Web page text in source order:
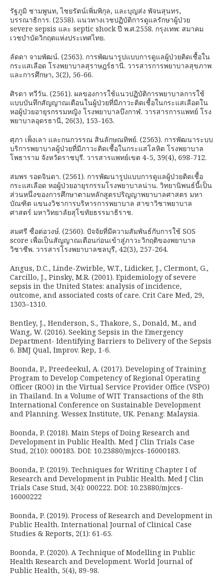
รัฐภูมิ ชามพูนท, ไชยรัตน์เพิ่มพิกุล, และบุญส่ง พัจนสุนทร,
บรรณาธิการ. (2558). แนวทางเวชปฏิบัติการดูแลรักษาผู้ป่วย
severe sepsis และ septic shock ปี พ.ศ.2558. กรุงเทพ: สมาคม
เวชบำบัดวิกฤตแห่งประเทศไทย.
ลัดดา จามพัฒน์. (2563). การพัฒนารูปแบบการดูแลผู้ป่วยติดเชื้อใน
กระแสเลือด โรงพยาบาลสุราษฎร์ธานี. วารสารการพยาบาลสุขภาพ
และการศึกษา, 3(2), 56-66.
ศิรดา ทวีวัน. (2561). ผลของการใช้แนวปฏิบัติการพยาบาลการใช้
แบบบันทึกสัญญาณเตือนในผู้ป่วยที่มีภาวะติดเชื้อในกระแสเลือดใน
หอผู้ป่วยอายุรกรรมหญิง โรงพยาบาลบึงกาฬ. วารสารการแพทย์ โรง
พยาบาลอุดรธานี, 26(3), 153-163.
ศุภา เพ็งเลา และกนกวรรณ สินลักษณทิพย์. (2563). การพัฒนาระบบ
บริการพยาบาลผู้ป่วยที่มีภาวะติดเชื้อในกระแสโลหิต โรงพยาบาล
โพธาราม จังหวัดราชบุรี. วารสารแพทย์เขต 4-5, 39(4), 698-712.
สมพร รอดจินดา. (2561). การพัฒนารูปแบบการดูแลผู้ป่วยติดเชื้อ
กระแสเลือด หอผู้ป่วยอายุรกรรมโรงพยาบาลน่าน. วิทยานิพนธ์นี้เป็น
ส่วนหนึ่งของการศึกษาตามหลักสูตรปริญญาพยาบาลศาสตร มหา
บัณฑิต แขนงวิชาการบริหารการพยาบาล สาขาวิชาพยาบาล
ศาสตร์ มหาวิทยาลัยสุโขทัยธรรมาธิราช.
สมศรี ซื่อต่อวงษ์. (2560). ปัจจัยที่มีความสัมพันธ์กับการใช้ SOS
score เพื่อเป็นสัญญาณเตือนก่อนเข้าสู่ภาวะวิกฤติของพยาบาล
วิชาชีพ. วารสารโรงพยาบาลชลบุรี, 42(3), 257-264.
Angus, D.C., Linde-Zwirble, W.T., Lidicker, J., Clermont, G.,
Carcillo, J., Pinsky, M.R. (2001). Epidemiology of severe
sepsis in the United States: analysis of incidence,
outcome, and associated costs of care. Crit Care Med, 29,
1303–1310.
Bentley, J., Henderson, S., Thakore, S., Donald, M., and
Wang, W. (2016). Seeking Sepsis in the Emergency
Department- Identifying Barriers to Delivery of the Sepsis
6. BMJ Qual, Improv. Rep, 1-6.
Boonda, P., Preedeekul, A. (2017). Developing of Training
Program to Develop Competency of Regional Operating
Officer (ROO) in the Virtual Service Provider Office (VSPO)
in Thailand. In a Volume of WIT Transactions of the 8th
International Conference on Sustainable Development
and Planning. Wessex Institute, UK. Penang: Malaysia.
Boonda, P. (2018). Main Steps of Doing Research and
Development in Public Health. Med J Clin Trials Case
Stud, 2(10): 000183. DOI: 10.23880/mjccs-16000183.
Boonda, P. (2019). Techniques for Writing Chapter I of
Research and Development in Public Health. Med J Clin
Trials Case Stud, 3(4): 000222. DOI: 10.23880/mjccs-
16000222
Boonda, P. (2019). Process of Research and Development in
Public Health. International Journal of Clinical Case
Studies & Reports, 2(1): 61-65.
Boonda, P. (2020). A Technique of Modelling in Public
Health Research and Development. World Journal of
Public Health, 5(4), 89-98.